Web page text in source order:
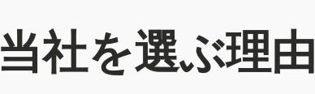
当社を選ぶ理由